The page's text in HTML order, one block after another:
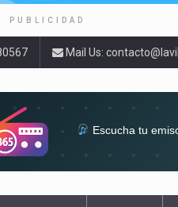
PUBLICIDAD
Mail Us:
Escucha tu